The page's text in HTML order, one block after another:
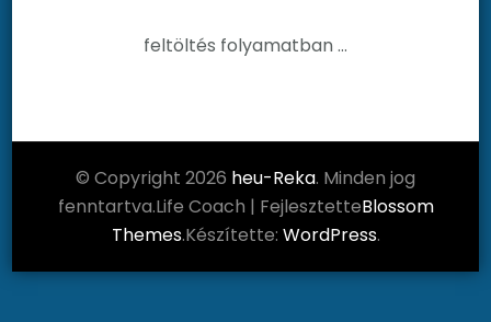
feltöltés folyamatban …
© Copyright 2026 heu-Reka. Minden jog
fenntartva.Life Coach | FejlesztetteBlossom
Themes.Készítette: WordPress.